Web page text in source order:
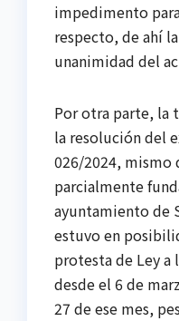
impedimento
respecto, de ahí
unanimidad del
Por otra parte, la
la resolución del
026/2024, mismo
parcialmente
ayuntamiento de
estuvo en
protesta de Ley a
desde el 6 de
27 de ese mes,